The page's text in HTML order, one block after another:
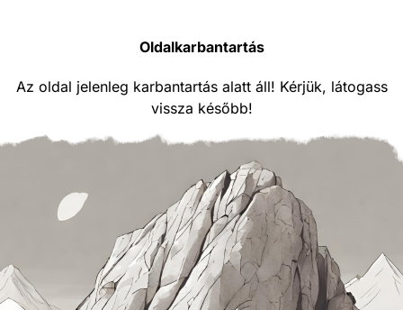
Oldalkarbantartás
Az oldal jelenleg karbantartás alatt áll! Kérjük, látogass
vissza később!